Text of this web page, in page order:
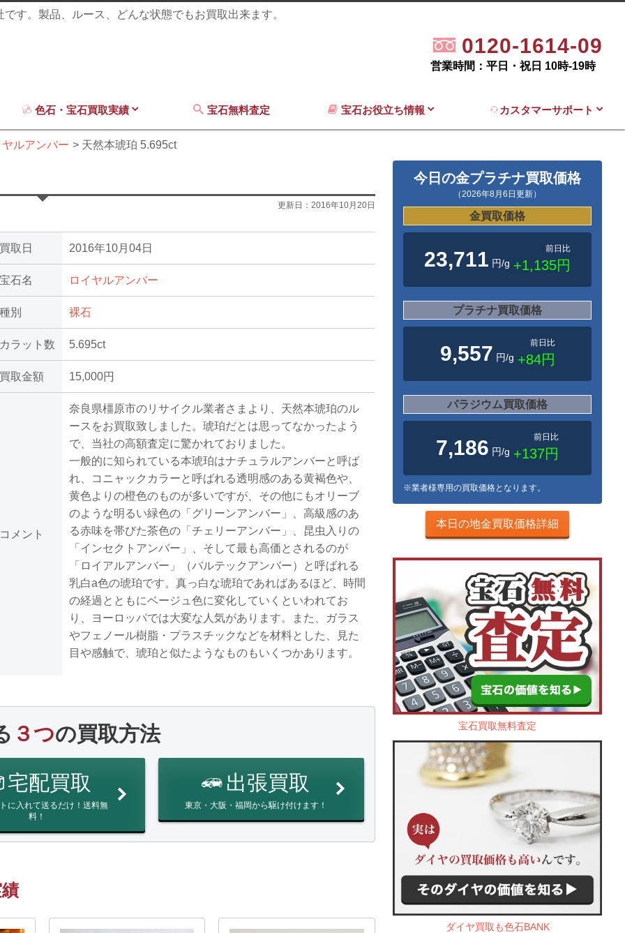
す。製品、ルース、どんな状態でもお買取出来ます。
0120-1614-09
営業時間：平日・祝日 10時-19時
色石・宝石買取実績 宝石無料査定 宝石お役立ち情報 カスタマーサポート
ルアンバー 天然本琥珀 5.695ct
更新日： 2016年10月20日
買取日 2016年10月04日
宝石名 ロイヤルアンバー
種別 裸石
カラット数 5.695ct
買取金額 15,000円
コメント
奈良県橿原市のリサイクル業者さまより、天然本琥珀のル
ースをお買取致しました。琥珀だとは思ってなかったよう
で、当社の高額査定に驚かれておりました。
一般的に知られている本琥珀はナチュラルアンバーと呼ば
れ、コニャックカラーと呼ばれる透明感のある黄褐色や、
黄色よりの橙色のものが多いですが、その他にもオリーブ
のような明るい緑色の「グリーンアンバー」、高級感のあ
る赤味を帯びた茶色の「チェリーアンバー」、昆虫入りの
「インセクトアンバー」、そして最も高価とされるのが
「ロイアルアンバー」（バルテックアンバー）と呼ばれる
乳白a色の琥珀です。真っ白な琥珀であればあるほど、時間
の経過とともにベージュ色に変化していくといわれてお
り、ヨーロッパでは大変な人気があります。また、ガラス
やフェノール樹脂・プラスチックなどを材料とした、見た
目や感触で、琥珀と似たようなものもいくつかあります。
３つの買取方法
宅配買取
に入れて送るだけ！送料無
料！
出張買取
東京・大阪・福岡から駆け付けます！
今日の金プラチナ買取価格
（2026年8月6日更新）
金買取価格
23,711 円/g
前日比
+1,135円
プラチナ買取価格
9,557 円/g
前日比
+84円
パラジウム買取価格
7,186 円/g
前日比
+137円
※業者様専用の買取価格となります。
本日の地金買取価格詳細
宝石買取無料査定
ダイヤ買取も色石BANK